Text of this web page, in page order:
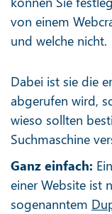
von einem
und welche nicht.
Dabei ist sie die
abgerufen wird,
wieso sollten
Suchmaschine
Ganz einfach:
einer Website ist
sogenanntem